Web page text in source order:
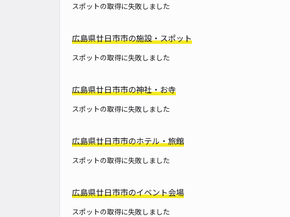
スポットの取得に失敗しました
広島県廿日市市の施設・スポット
スポットの取得に失敗しました
広島県廿日市市の神社・お寺
スポットの取得に失敗しました
広島県廿日市市のホテル・旅館
スポットの取得に失敗しました
広島県廿日市市のイベント会場
スポットの取得に失敗しました